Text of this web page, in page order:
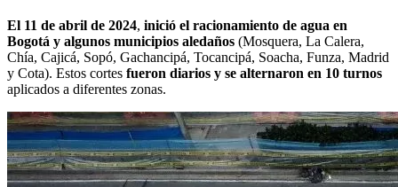
El 11 de abril de 2024, inició el racionamiento de agua en
Bogotá y algunos municipios aledaños (Mosquera, La Calera,
Chía, Cajicá, Sopó, Gachancipá, Tocancipá, Soacha, Funza, Madrid
y Cota). Estos cortes fueron diarios y se alternaron en 10 turnos
aplicados a diferentes zonas.